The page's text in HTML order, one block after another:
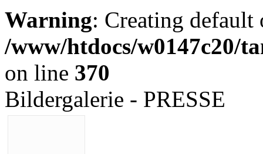
Warning: Creating
/www/htdocs/w0147c20/
on line 370
Bildergalerie - PRESSE